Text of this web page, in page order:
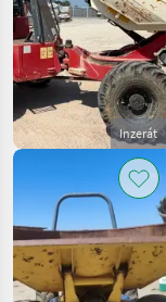
Zobrazit
všech
11
MARKETPLACE
Marketplace
Inzerát